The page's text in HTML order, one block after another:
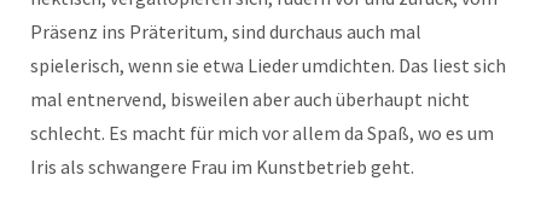
Präsenz ins Präteritum, sind durchaus auch mal
spielerisch, wenn sie etwa Lieder umdichten. Das liest sich
mal entnervend, bisweilen aber auch überhaupt nicht
schlecht. Es macht für mich vor allem da Spaß, wo es um
Iris als schwangere Frau im Kunstbetrieb geht.